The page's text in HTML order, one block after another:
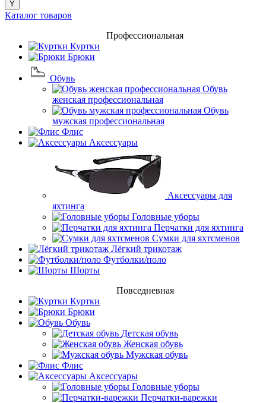
Каталог товаров
Профессиональная
Куртки
Брюки
Обувь
Обувь
женская профессиональная
Обувь
мужская профессиональная
Флис
Аксессуары
Аксессуары для
яхтинга
Головные уборы
Перчатки для яхтинга
Сумки для яхтсменов
Лёгкий трикотаж
Футболки/поло
Шорты
Повседневная
Куртки
Брюки
Обувь
Детская обувь
Женская обувь
Мужская обувь
Флис
Аксессуары
Головные уборы
Перчатки-варежки